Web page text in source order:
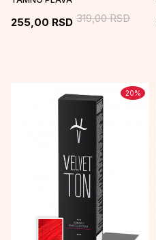
255,00 RSD 319,00RSD
20%